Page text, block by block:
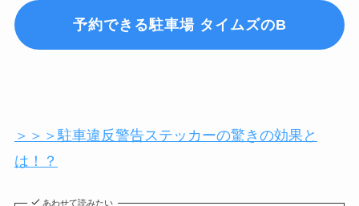
予約できる駐車場 タイムズのB
＞＞＞駐車違反警告ステッカーの驚きの効果と
は！？
あわせて読みたい